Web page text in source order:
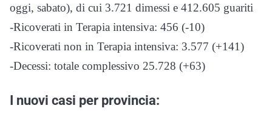
oggi, sabato), di cui 3.721 dimessi e 412.605 guariti
-Ricoverati in Terapia intensiva: 456 (-10)
-Ricoverati non in Terapia intensiva: 3.577 (+141)
-Decessi: totale complessivo 25.728 (+63)
I nuovi casi per provincia: